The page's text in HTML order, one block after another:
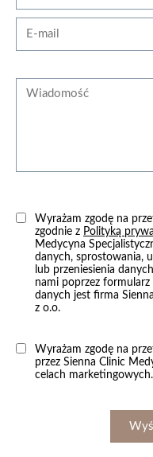
Wyrażam zgodę na
zgodnie z Polityką
Medycyna
danych, sprostowania,
lub przeniesienia
nami poprzez
danych jest firma
z o.o.
Wyrażam zgodę na
przez Sienna Clinic
celach marketingowych.